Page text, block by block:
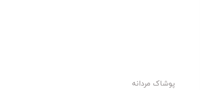
پوشاک مردانه